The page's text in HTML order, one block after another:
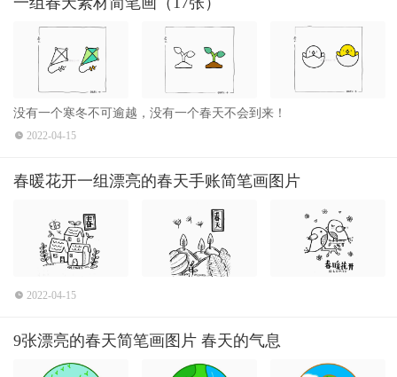
没有一个寒冬不可逾越，没有一个春天不会到来！
2022-04-15
春暖花开一组漂亮的春天手账简笔画图片
2022-04-15
9张漂亮的春天简笔画图片 春天的气息